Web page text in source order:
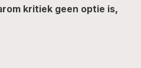
kritiek geen optie is,